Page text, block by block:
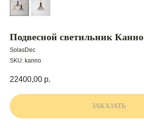
Подвесной светильник Канно
SolasDec
SKU: kanno
22400,00 р.
ЗАКАЗАТЬ